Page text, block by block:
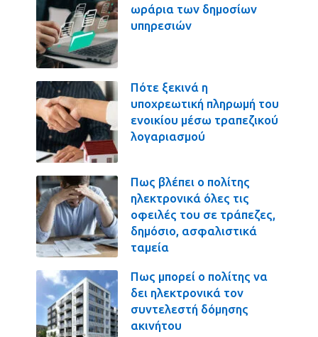
ωράρια των δημοσίων
υπηρεσιών
Πότε ξεκινά η
υποχρεωτική πληρωμή του
ενοικίου μέσω τραπεζικού
λογαριασμού
Πως βλέπει ο πολίτης
ηλεκτρονικά όλες τις
οφειλές του σε τράπεζες,
δημόσιο, ασφαλιστικά
ταμεία
Πως μπορεί ο πολίτης να
δει ηλεκτρονικά τον
συντελεστή δόμησης
ακινήτου